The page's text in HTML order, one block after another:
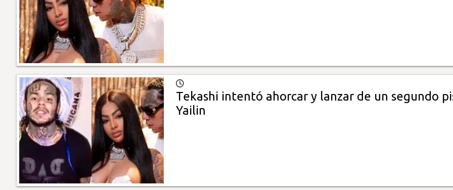
Tekashi intentó ahorcar y lanzar de un segundo
Yailin